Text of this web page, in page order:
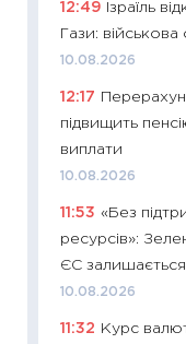
12:49
Ізраїль
Гази:
10.08.2026
12:17
підвищить
виплати
10.08.2026
11:53 «Без
ресурсів»:
ЄС
10.08.2026
11:32 Курс